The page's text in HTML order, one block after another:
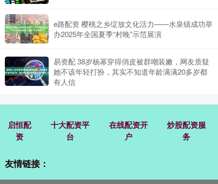
e路配资 樱桃之乡绽放文化活力——水泉镇成功举
办2025年全国夏季“村晚”示范展演
易资配 38岁杨幂穿得俏皮被群嘲装嫩，网友质疑
她不该年轻打扮，其实不知道年龄满满20多岁都
有人信
启恒配
资
十大配资平
台
在线配资开
户
炒股配资服
务
友情链接：